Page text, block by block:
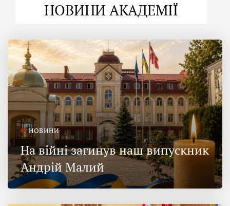
НОВИНИ АКАДЕМІЇ
НОВИНИ
На війні загинув наш випускник
Андрій Малий